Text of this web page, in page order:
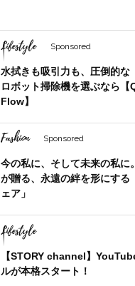
Lifestyle Sponsored
水拭きも吸引力も、圧倒的な
ロボット掃除機を選ぶなら
Flow】
Fashion Sponsored
今の私に、そして未来の私に
が贈る、永遠の絆を形にする
ェア」
Lifestyle
【STORY channel】
ルが本格スタート！